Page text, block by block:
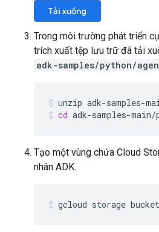
Tải xuống
Trong môi trường phát triển
trích xuất tệp lưu trữ đã tải
adk-samples/python/
unzip adk-samples-
cd adk-samples-
Tạo một vùng chứa Cloud
nhân ADK.
gcloud storage